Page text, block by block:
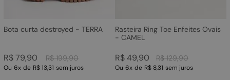
Bota curta destroyed - TERRA
R$ 199,90
R$79,90
Ou 6x de R$ 13,31 sem juros
Rasteira Ring Toe Enfeites Ovais
- CAMEL
R$ 129,90
R$49,90
Ou 6x de R$ 8,31 sem juros